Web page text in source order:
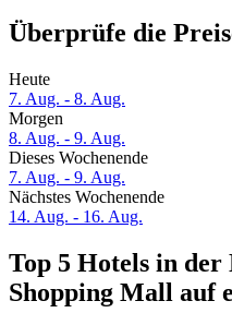
Überprüfe die
Heute
7. Aug. - 8. Aug.
Morgen
8. Aug. - 9. Aug.
Dieses Wochenende
7. Aug. - 9. Aug.
Nächstes Wochenende
14. Aug. - 16. Aug.
Top 5 Hotels in der
Shopping Mall auf